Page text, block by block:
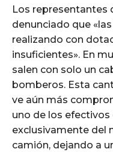
Los representantes
denunciado que
realizando con
insuficientes». En
salen con solo un
bomberos. Esta
ve aún más
uno de los
exclusivamente del
camión, dejando a